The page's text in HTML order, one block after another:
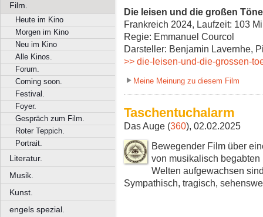
Film.
Heute im Kino
Morgen im Kino
Neu im Kino
Alle Kinos.
Forum.
Coming soon.
Festival.
Foyer.
Gespräch zum Film.
Roter Teppich.
Portrait.
Literatur.
Musik.
Kunst.
engels spezial.
Die leisen und die großen Töne
Frankreich 2024, Laufzeit: 103
Regie: Emmanuel Courcol
Darsteller: Benjamin Lavernhe,
>> die-leisen-und-die-grossen-
Meine Meinung zu diesem Film
Taschentuchalarm
Das Auge (360), 02.02.2025
Bewegender Film über
von musikalisch
Welten aufgewachsen
Sympathisch, tragisch,